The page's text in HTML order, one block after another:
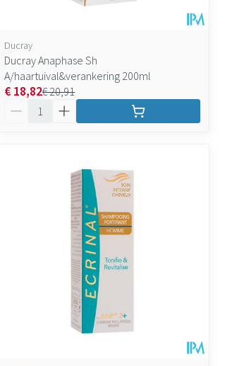
Ducray
Ducray Anaphase Sh
A/haartuival&verankering 200ml
€ 20,91
€ 18,82